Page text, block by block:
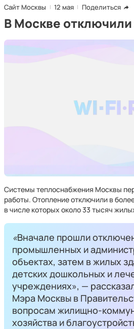
Сайт Москвы 12 мая Поделиться
В Москве
Системы теплоснабжения Москвы
работы. Отопление отключили в
в числе которых около 33 тысяч
«Вначале прошли
промышленных и
объектах, затем в жилых
детских дошкольных и
учреждениях», —
Мэра Москвы в
вопросам жилищно-
хозяйства и